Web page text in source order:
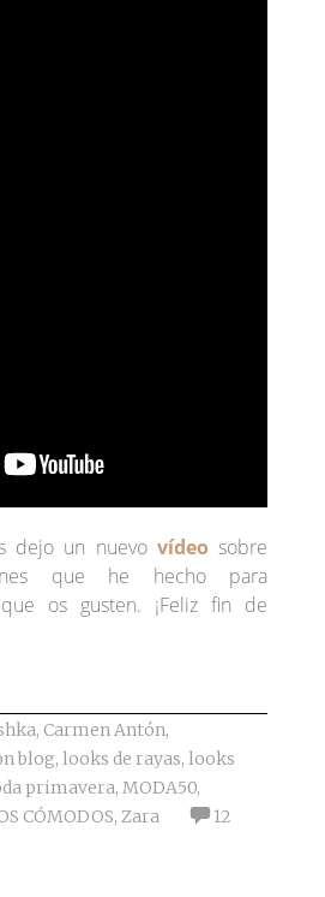
dejo un nuevovídeo sobre
que he hecho para
os gusten. ¡Feliz fin de
, Carmen Antón,
blog, looks de rayas, looks
primavera, MODA50,
CÓMODOS, Zara
12